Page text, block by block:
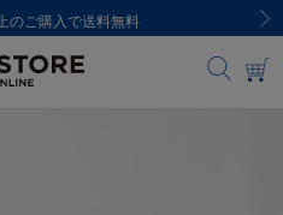
のご購入で送料無料